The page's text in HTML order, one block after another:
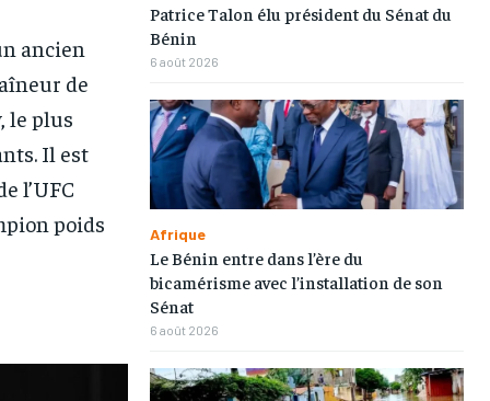
ancien
de
le plus
Il est
l’UFC
poids
Patrice Talon élu président du Sénat du
Bénin
6 août 2026
Afrique
Le Bénin entre dans l’ère du
bicamérisme avec l’installation de son
Sénat
6 août 2026